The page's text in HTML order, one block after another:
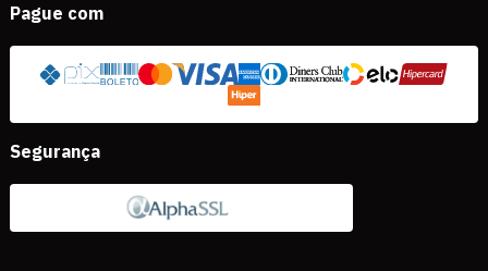
Pague com
Segurança